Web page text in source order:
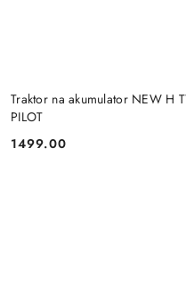
Traktor na akumulator NEW H
PILOT
Cena:
1499.00